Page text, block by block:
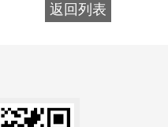
返回列表